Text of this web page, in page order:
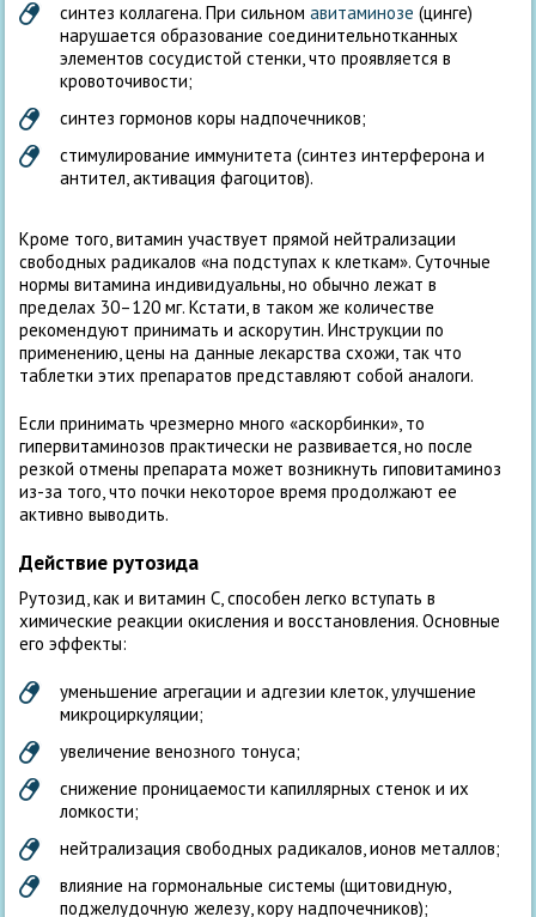
синтез коллагена. При сильномавитаминозе(цинге)
нарушается образование соединительнотканных
элементов сосудистой стенки, что проявляется в
кровоточивости;
синтез гормонов коры надпочечников;
стимулирование иммунитета (синтез интерферона и
антител, активация фагоцитов).
Кроме того, витамин участвует прямой нейтрализации
свободных радикалов «на подступах к клеткам». Суточные
нормы витамина индивидуальны, но обычно лежат в
пределах 30–120 мг. Кстати, в таком же количестве
рекомендуют принимать и аскорутин. Инструкции по
применению, цены на данные лекарства схожи, так что
таблетки этих препаратов представляют собой аналоги.
Если принимать чрезмерно много «аскорбинки», то
гипервитаминозов практически не развивается, но после
резкой отмены препарата может возникнуть гиповитаминоз
из-за того, что почки некоторое время продолжают ее
активно выводить.
Действие рутозида
Рутозид, как и витамин С, способен легко вступать в
химические реакции окисления и восстановления. Основные
его эффекты:
уменьшение агрегации и адгезии клеток, улучшение
микроциркуляции;
увеличение венозного тонуса;
снижение проницаемости капиллярных стенок и их
ломкости;
нейтрализация свободных радикалов, ионов металлов;
влияние на гормональные системы (щитовидную,
поджелудочную железу, кору надпочечников);